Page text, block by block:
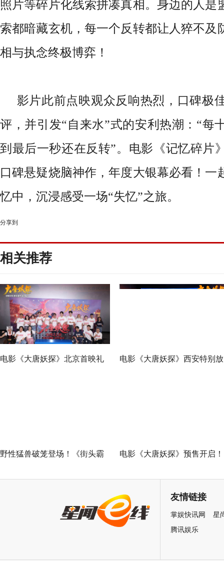
照片等碎片化线索拼凑真相。身边的人是
索都暗藏玄机，每一个反转都让人猝不及
相与执念终极博弈！
影片此前点映观众反响热烈，口碑极
评，并引发“自来水”式的安利热潮：“每
到最后一秒还在反转”。电影《记忆碎片
口碑悬疑烧脑神作，年度大银幕必看！一
忆中，沉浸感受一场“失忆”之旅。
分享到
相关推荐
电影《大唐妖探》北京首映礼 电影《大唐妖探》西安特别放
野性猛兽破笼登场！《街头霸 电影《大唐妖探》预售开启！
邀你共赴探案之旅友情链接
掌娱快讯网
星
腾讯娱乐